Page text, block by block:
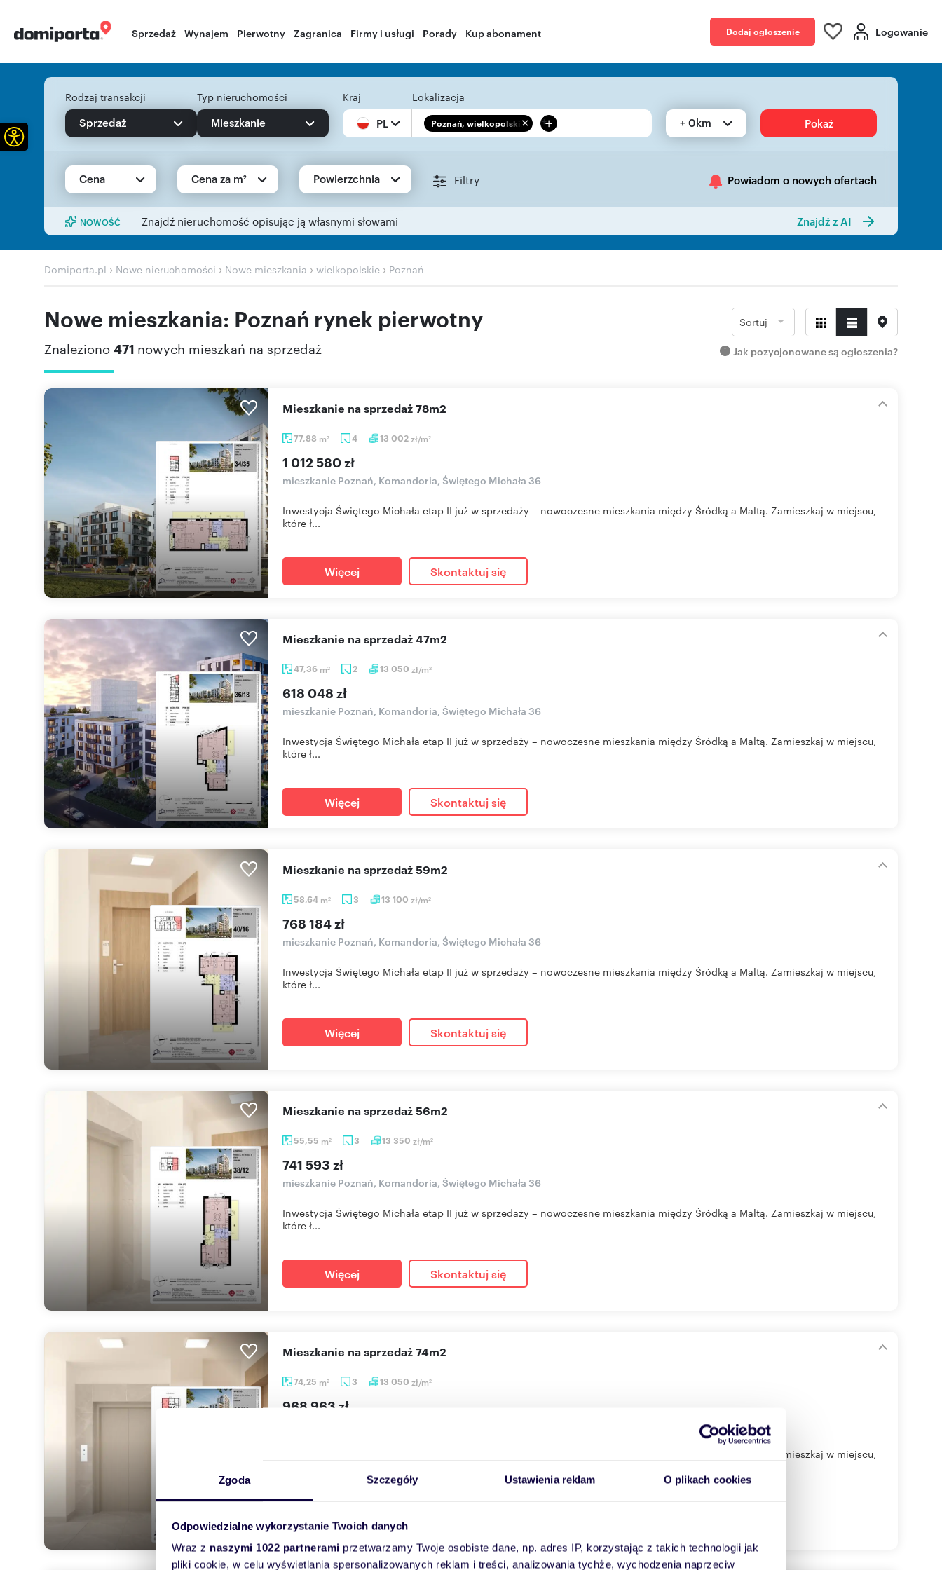
Zgoda Szczegóły Ustawienia reklam O plikach cookies
Odpowiedzialne wykorzystanie Twoich danych
Wraz z naszymi 1022 partnerami przetwarzamy Twoje osobiste dane, np. adres IP, korzystając z takich technologii jak
pliki cookie, w celu wyświetlania spersonalizowanych reklam i treści, analizowania tychże, wychodzenia naprzeciw
Sprzedaż Wynajem Pierwotny Zagranica Firmy i usługi Porady Kup abonament Dodaj ogłoszenie Logowanie
Rodzaj transakcji
Sprzedaż
Typ nieruchomości
Mieszkanie
Kraj
PL
Lokalizacja
Poznań, wielkopolskie + + 0km Pokaż
Cena Cena za m² Powierzchnia Filtry Powiadom o nowych ofertach
NOWOŚĆ Znajdź nieruchomość opisując ją własnymi słowami Znajdź z AI
Domiporta.pl › Nowe nieruchomości › Nowe mieszkania › wielkopolskie › Poznań
Nowe mieszkania: Poznań rynek pierwotny
Znaleziono 471 nowych mieszkań na sprzedaż
Sortuj
Jak pozycjonowane są ogłoszenia?
77,88 m2 4 13 002zł/m2
mieszkanie na sprzedaż 78m2
1 012 580 zł
mieszkanie Poznań, Komandoria, Świętego Michała 36
Inwestycja Świętego Michała etap II już w sprzedaży – nowoczesne mieszkania między Śródką a Maltą. Zamieszkaj w miejscu,
które ł...
Więcej Skontaktuj się
47,36 m2 2 13 050 zł/m2
mieszkanie na sprzedaż 47m2
618 048 zł
mieszkanie Poznań, Komandoria, Świętego Michała 36
Inwestycja Świętego Michała etap II już w sprzedaży – nowoczesne mieszkania między Śródką a Maltą. Zamieszkaj w miejscu,
które ł...
Więcej Skontaktuj się
58,64 m2 3 13 100 zł/m2
mieszkanie na sprzedaż 59m2
768 184 zł
mieszkanie Poznań, Komandoria, Świętego Michała 36
Inwestycja Świętego Michała etap II już w sprzedaży – nowoczesne mieszkania między Śródką a Maltą. Zamieszkaj w miejscu,
które ł...
Więcej Skontaktuj się
55,55 m2 3 13 350 zł/m2
mieszkanie na sprzedaż 56m2
741 593 zł
mieszkanie Poznań, Komandoria, Świętego Michała 36
Inwestycja Świętego Michała etap II już w sprzedaży – nowoczesne mieszkania między Śródką a Maltą. Zamieszkaj w miejscu,
które ł...
Więcej Skontaktuj się
74,25 m2 3 13 050 zł/m2
mieszkanie na sprzedaż 74m2
968 963 zł
Inwestycja Świętego Michała etap II już w sprzedaży – nowoczesne mieszkania między Śródką a Maltą. Zamieszkaj w miejscu,
Otwórz pasek narzędzi